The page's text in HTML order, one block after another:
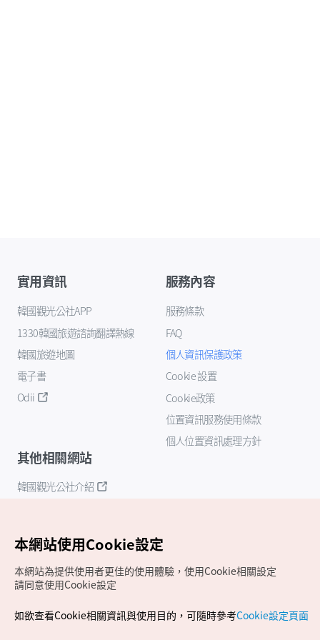
實用資訊
韓國觀光公社APP
1330韓國旅遊諮詢翻譯熱線
韓國旅遊地圖
電子書
Odii
服務內容
服務條款
FAQ
個人資訊保護政策
Cookie 設置
Cookie政策
位置資訊服務使用條款
個人位置資訊處理方針
其他相關網站
韓國觀光公社介紹
Copyrights (c) 韓國觀光公社版權所有
本網站使用Cookie設定
本網站為提供使用者更佳的使用體驗，使用Cookie相關設定
請同意使用Cookie設定
如欲查看Cookie相關資訊與使用目的，可隨時參考Cookie設定頁面